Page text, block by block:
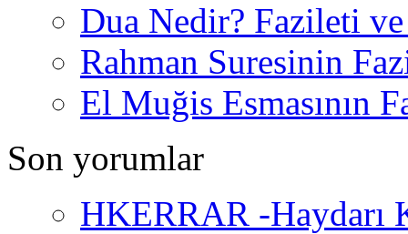
Dua Nedir? Fazileti
Rahman Suresinin
El Muğis Esmasının
Son yorumlar
HKERRAR -Haydarı